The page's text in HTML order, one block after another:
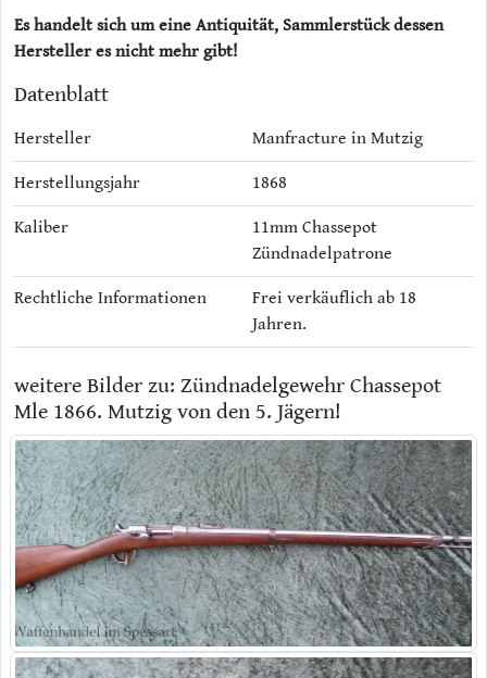
Es handelt sich um eine Antiquität, Sammlerstück dessen
Hersteller es nicht mehr gibt!
Datenblatt
Hersteller Manfracture in Mutzig
Herstellungsjahr 1868
Kaliber
11mm Chassepot
Zündnadelpatrone
Rechtliche Informationen
Frei verkäuflich ab 18
Jahren.
weitere Bilder zu: Zündnadelgewehr Chassepot
Mle 1866. Mutzig von den 5. Jägern!